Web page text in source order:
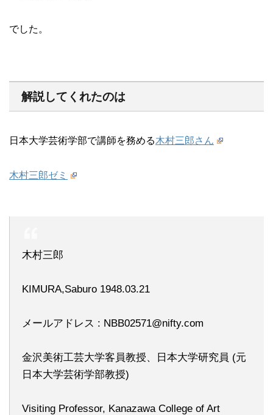
でした。
解説してくれたのは
日本大学芸術学部で講師を務める木村三郎さん
木村三郎ゼミ
木村三郎
KIMURA,Saburo 1948.03.21
メールアドレス : NBB02571@nifty.com
金沢美術工芸大学客員教授、日本大学研究員 (元
日本大学芸術学部教授)
Visiting Professor, Kanazawa College of Art